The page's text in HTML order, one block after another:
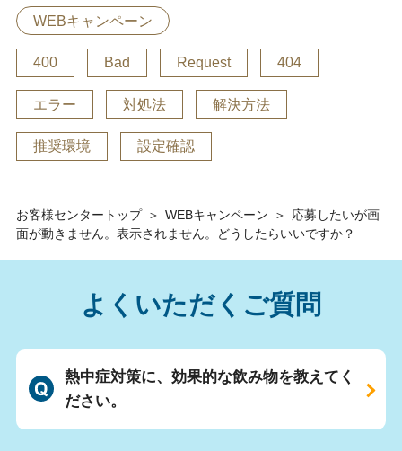
お客様センタートップ ＞ WEBキャンペーン ＞
応募したいが画
面が動きません。表示されません。どうしたらいいですか？
WEBキャンペーン
400 Bad Request 404
エラー 対処法 解決方法
推奨環境 設定確認
よくいただくご質問
熱中症対策に、効果的な飲み物を教えてく
ださい。